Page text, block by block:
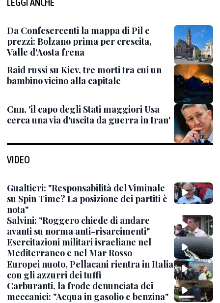
Da Confesercenti la mappa di Pil e
prezzi: Bolzano prima per crescita,
Valle d'Aosta frena
Raid russi su Kiev, tre morti tra cui un
bambino vicino alla capitale
Cnn, 'il capo degli Stati maggiori Usa
cerca una via d'uscita da guerra in Iran'
VIDEO
Gualtieri: "Responsabilità del Viminale
su Spin Time? La posizione dei partiti è
nota"
Salvini: "Roggero chiede di andare
avanti su norma anti-risarcimenti"
Esercitazioni militari israeliane nel
Mediterraneo e nel Mar Rosso
Europei nuoto, Pellacani rientra in Italia
con gli azzurri dei tuffi
Carburanti, la frode denunciata dei
meccanici: "Acqua in gasolio e benzina"